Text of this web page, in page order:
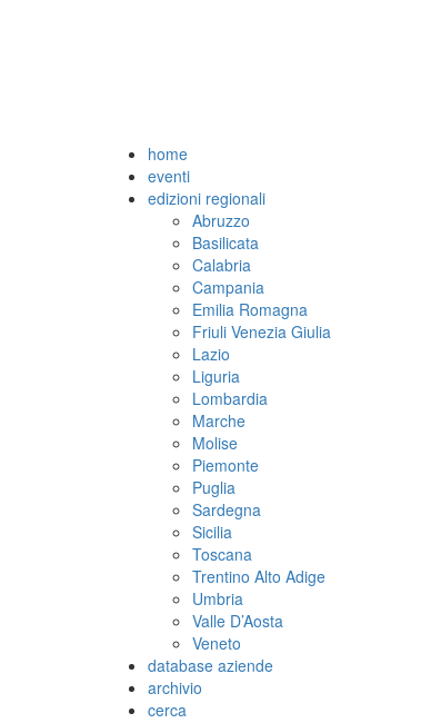
home
eventi
edizioni regionali
Abruzzo
Basilicata
Calabria
Campania
Emilia Romagna
Friuli Venezia Giulia
Lazio
Liguria
Lombardia
Marche
Molise
Piemonte
Puglia
Sardegna
Sicilia
Toscana
Trentino Alto Adige
Umbria
Valle D’Aosta
Veneto
database aziende
archivio
cerca